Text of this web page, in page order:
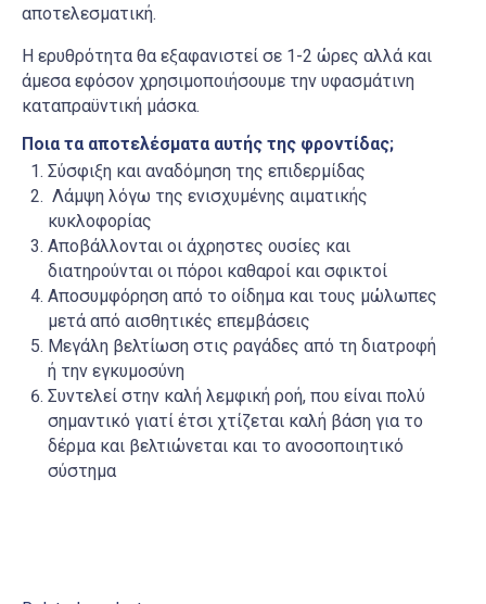
αποτελεσματική.
Η ερυθρότητα θα εξαφανιστεί σε 1-2 ώρες αλλά και
άμεσα εφόσον χρησιμοποιήσουμε την υφασμάτινη
καταπραϋντική μάσκα.
Ποια τα αποτελέσματα αυτής της φροντίδας;
Σύσφιξη και αναδόμηση της επιδερμίδας
Λάμψη λόγω της ενισχυμένης αιματικής
κυκλοφορίας
Αποβάλλονται οι άχρηστες ουσίες και
διατηρούνται οι πόροι καθαροί και σφικτοί
Αποσυμφόρηση από το οίδημα και τους μώλωπες
μετά από αισθητικές επεμβάσεις
Μεγάλη βελτίωση στις ραγάδες από τη διατροφή
ή την εγκυμοσύνη
Συντελεί στην καλή λεμφική ροή, που είναι πολύ
σημαντικό γιατί έτσι χτίζεται καλή βάση για το
δέρμα και βελτιώνεται και το ανοσοποιητικό
σύστημα